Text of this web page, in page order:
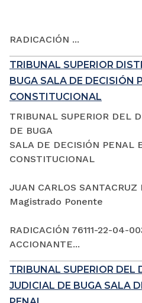
RADICACIÓN ...
TRIBUNAL SUPERIOR
BUGA SALA DE DECISIÓN
CONSTITUCIONAL
TRIBUNAL SUPERIOR DEL
DE BUGA
SALA DE DECISIÓN PENAL
CONSTITUCIONAL
JUAN CARLOS SANTACRUZ
Magistrado Ponente
RADICACIÓN 76111-22-04-
ACCIONANTE...
TRIBUNAL SUPERIOR DEL
JUDICIAL DE BUGA SALA